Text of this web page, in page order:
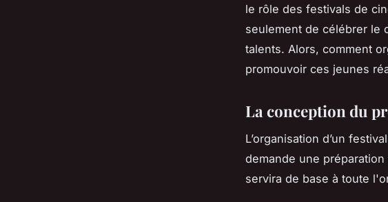
le rôle des festivals de
seulement de célébrer le
talents. Alors, comment
promouvoir ces jeunes
La conception du
L’organisation d’un
demande une
servira de base à toute